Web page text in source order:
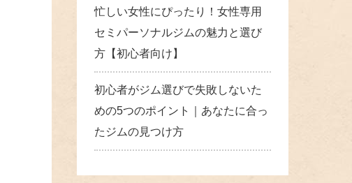
忙しい女性にぴったり！女性専用
セミパーソナルジムの魅力と選び
方【初心者向け】
初心者がジム選びで失敗しないた
めの5つのポイント｜あなたに合っ
たジムの見つけ方